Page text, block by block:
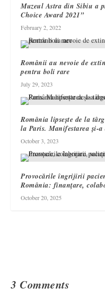
Muzeul Astra din Sibiu a
Choice Award 2021”
February 2, 2022
Românii au nevoie de
pentru boli rare
July 29, 2023
România lipsește de la
la Paris. Manifestarea și-a
October 3, 2023
Provocările îngrijirii
România: finanțare,
October 20, 2025
3 Comments